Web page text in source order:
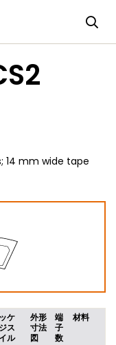
14 mm wide tape
ケ
ス
ル
外形
寸法
図
端
子
数
材料